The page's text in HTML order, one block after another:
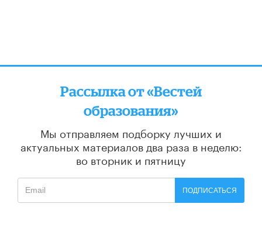
Рассылка от «Вестей
образования»
Мы отправляем подборку лучших и
актуальных материалов два раза в неделю:
во вторник и пятницу
ПОДПИСАТЬСЯ